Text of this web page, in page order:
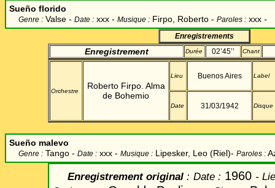
Sueño florido
Genre : Valse - Date : xxx - Musique : Firpo, Roberto - Paroles : xxx -
Enregistrements
Enregistrement Durée 02’45’’ Chant
Orchestre
Roberto Firpo. Alma
de Bohemio
Lieu Buenos Aires Label
Date 31/03/1942 Disque
Sueño malevo
Genre : Tango - Date : xxx - Musique : Lipesker, Leo (Riel)- Paroles :
Enregistrement original : Date : 1960 -